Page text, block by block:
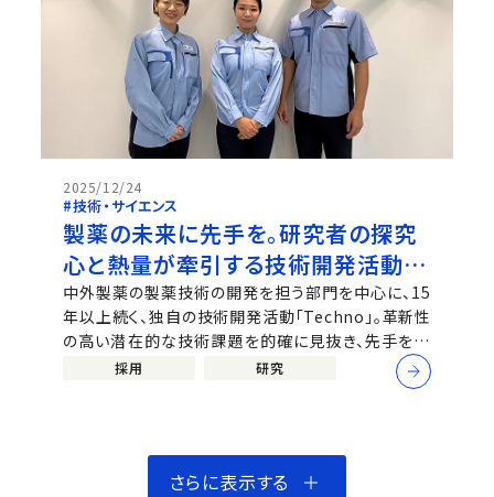
2025/12/24
#技術・サイエンス
製薬の未来に先手を。研究者の探究
心と熱量が牽引する技術開発活動
「Techno」
中外製薬の製薬技術の開発を担う部門を中心に、15
年以上続く、独自の技術開発活動「Techno」。革新性
の高い潜在的な技術課題を的確に見抜き、先手を打
っていく自律的な活動だ。若手からベテランまで、部
門やプロジェクトを超えてチャレンジできるこの活動
採用 研究
さらに表示する